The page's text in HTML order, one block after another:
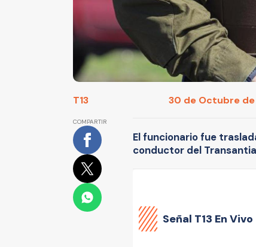
T13 30 de Octubre de
COMPARTIR
El funcionario fue
conductor del
Señal T13 En Vivo